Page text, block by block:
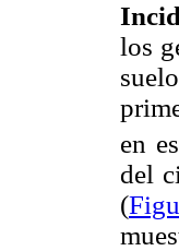
los
en
del
(